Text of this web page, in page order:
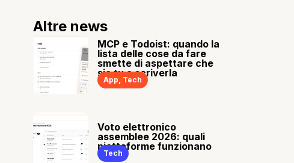
Altre news
MCP e Todoist: quando la
lista delle cose da fare
smette di aspettare che
sia tu a scriverla
App, Tech
Voto elettronico
assemblee 2026: quali
piattaforme funzionano
Tech